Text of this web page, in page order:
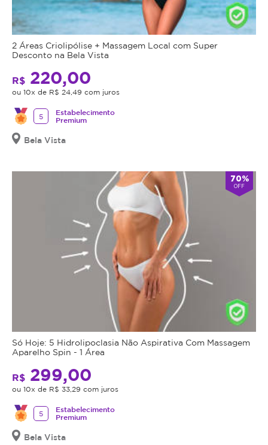
2 Áreas Criolipólise + Massagem Local com Super
Desconto na Bela Vista
R$ 220,00
ou 10x de R$ 24,49 com juros
5
Estabelecimento
Premium
Bela Vista
70%
OFF
Só Hoje: 5 Hidrolipoclasia Não Aspirativa Com Massagem
Aparelho Spin - 1 Área
R$ 299,00
ou 10x de R$ 33,29 com juros
5
Estabelecimento
Premium
Bela Vista